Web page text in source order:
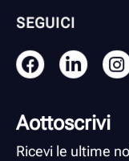
SEGUICI
Aottoscrivi
Ricevi le ultime